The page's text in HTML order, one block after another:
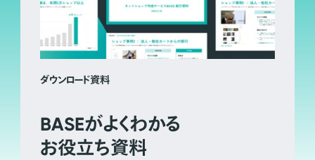
ダウンロード資料
BASEがよくわかる
お役立ち資料